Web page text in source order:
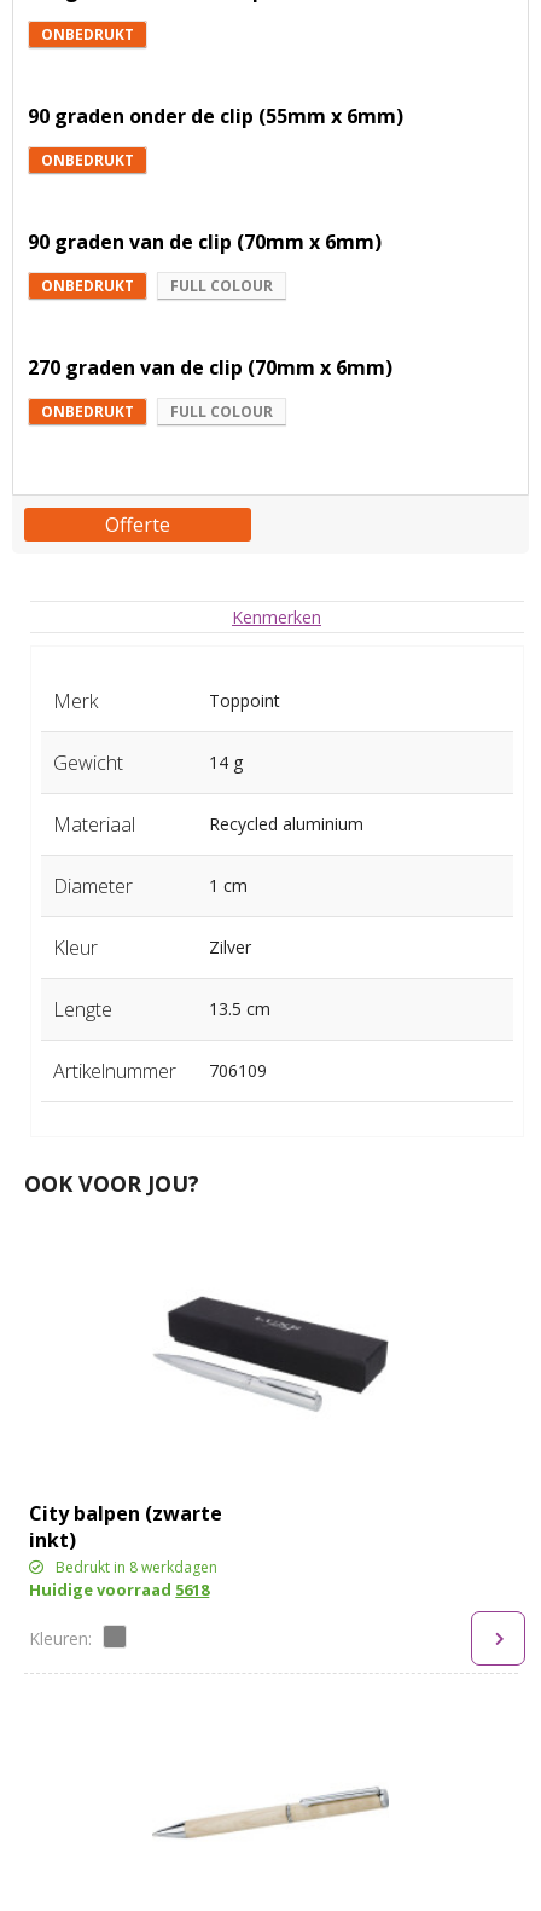
ONBEDRUKT
90 graden onder de clip (55mm x 6mm)
ONBEDRUKT
90 graden van de clip (70mm x 6mm)
ONBEDRUKT FULL COLOUR
270 graden van de clip (70mm x 6mm)
ONBEDRUKT FULL COLOUR
Offerte
Kenmerken
Merk Toppoint
Gewicht 14 g
Materiaal Recycled aluminium
Diameter 1 cm
Kleur Zilver
Lengte 13.5 cm
Artikelnummer 706109
OOK VOOR JOU?
City balpen (zwarte
inkt)
Bedrukt in 8 werkdagen
Huidige voorraad 5618